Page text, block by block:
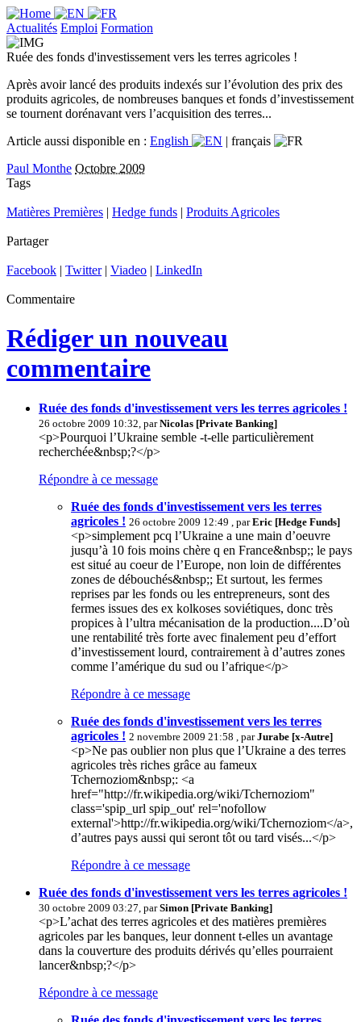
Actualités Emploi Formation
Ruée des fonds d'investissement vers les terres agricoles !
Après avoir lancé des produits indexés sur l’évolution des prix des
produits agricoles, de nombreuses banques et fonds d’investissement
se tournent dorénavant vers l’acquisition des terres...
Article aussi disponible en : English | français
Paul Monthe Octobre 2009
Tags
Matières Premières | Hedge funds | Produits Agricoles
Partager
Facebook | Twitter| Viadeo | LinkedIn
Commentaire
Rédiger un nouveau
commentaire
Ruée des fonds d'investissement vers les terres agricoles !
26 octobre 2009 10:32, parNicolas [Private Banking]
<p>Pourquoi l’Ukraine semble -t-elle particulièrement
recherchée&nbsp;?</p>
Répondre à ce message
Ruée des fonds d'investissement vers les terres
agricoles ! 26 octobre 2009 12:49 , parEric [Hedge Funds]
<p>simplement pcq l’Ukraine a une main d’oeuvre
jusqu’à 10 fois moins chère q en France&nbsp;; le pays
est situé au coeur de l’Europe, non loin de différentes
zones de débouchés&nbsp;; Et surtout, les fermes
reprises par les fonds ou les entrepreneurs, sont des
fermes issues des ex kolkoses soviétiques, donc très
propices à l’ultra mécanisation de la production....D’où
une rentabilité très forte avec finalement peu d’effort
d’investissement lourd, contrairement à d’autres zones
comme l’amérique du sud ou l’afrique</p>
Répondre à ce message
Ruée des fonds d'investissement vers les terres
agricoles ! 2 novembre 2009 21:58 , parJurabe [x-Autre]
<p>Ne pas oublier non plus que l’Ukraine a des terres
agricoles très riches grâce au fameux
Tchernoziom&nbsp;: <a
href="http://fr.wikipedia.org/wiki/Tchernoziom"
class='spip_url spip_out' rel='nofollow
external'>http://fr.wikipedia.org/wiki/Tchernoziom</a>,
d’autres pays aussi qui seront tôt ou tard visés...</p>
Répondre à ce message
Ruée des fonds d'investissement vers les terres agricoles !
30 octobre 2009 03:27, parSimon [Private Banking]
<p>L’achat des terres agricoles et des matières premières
agricoles par les banques, leur donnent t-elles un avantage
dans la couverture des produits dérivés qu’elles pourraient
lancer&nbsp;?</p>
Répondre à ce message